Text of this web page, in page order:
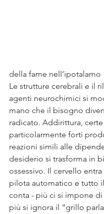
della fame nell’ipotalamo
Le strutture cerebrali e il
agenti neurochimici si
mano che il bisogno
radicato. Addirittura,
particolarmente forti
reazioni simili alle
desiderio si trasforma in
ossessivo. Il cervello
pilota automatico e tutto
conta - più ci si impone di
più si ignora il “grillo